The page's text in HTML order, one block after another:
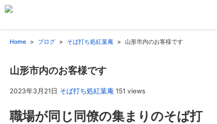
Home ブログ そば打ち処紅葉庵 山形市内のお客様です
山形市内のお客様です
2023年3月21日 そば打ち処紅葉庵 151 views
職場が同じ同僚の集まりのそば打